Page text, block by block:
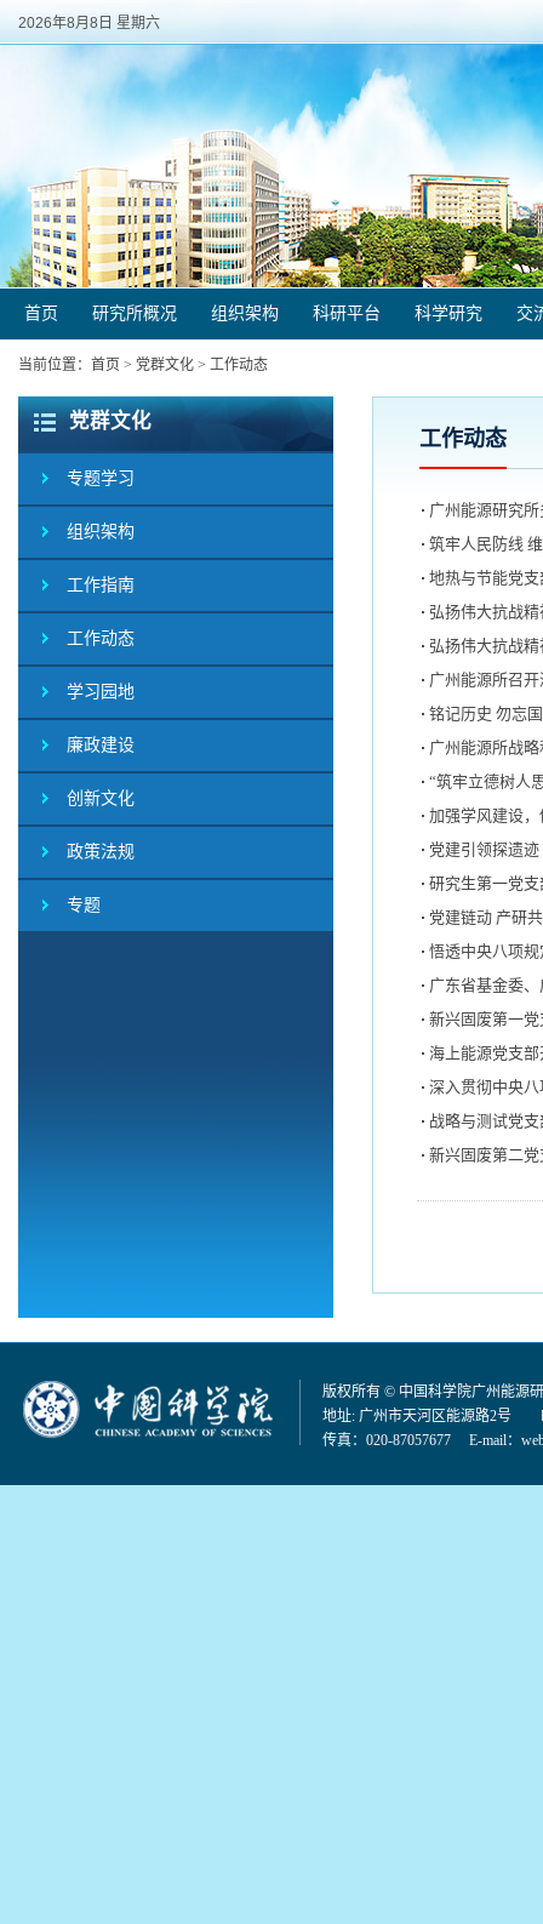
2026年8月8日 星期六
首页 研究所概况 组织架构 科研平台 科学研究 交
当前位置： 首页 > 党群文化 > 工作动态
党群文化
专题学习
组织架构
工作指南
工作动态
学习园地
廉政建设
创新文化
政策法规
专题
工作动态
广州能源研究
筑牢人民防线
地热与节能党
弘扬伟大抗战
弘扬伟大抗战
广州能源所召
铭记历史 勿忘
广州能源所战
“筑牢立德树人
加强学风建设
党建引领探遗
研究生第一党
党建链动 产研
悟透中央八项
广东省基金委
新兴固废第一
海上能源党支
深入贯彻中央
战略与测试党
新兴固废第二
版权所有 © 中国科学院广州能源
地址: 广州市天河区能源路2号
传真：020-87057677 E-mail：